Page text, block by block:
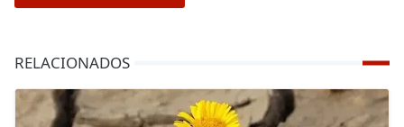
RELACIONADOS